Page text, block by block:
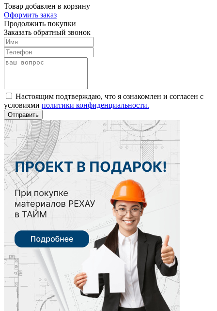
Товар добавлен в корзину
Оформить заказ
Продолжить покупки
Заказать обратный звонок
Настоящим подтверждаю, что я ознакомлен и согласен с
условиями политики конфиденциальности.
Отправить